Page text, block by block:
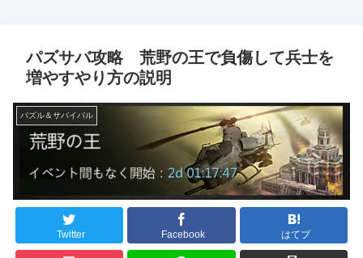
パズサバ攻略 荒野の王で負傷して兵士を
増やすやり方の説明
パズル＆サバイバル
Twitter Facebook はてブ